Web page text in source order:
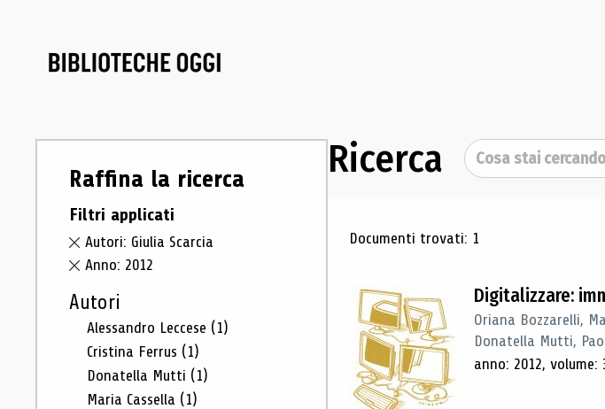
Raffina la ricerca
Filtri applicati
Autori: Giulia Scarcia
Anno: 2012
Autori
Alessandro Leccese (1)
Cristina Ferrus (1)
Donatella Mutti (1)
Maria Cassella (1)
Ricerca Cerca
Risultati di ricerca
Documenti trovati: 1
Digitalizzare:
Oriana Bozzarelli,
Donatella Mutti,
anno: 2012, volume: